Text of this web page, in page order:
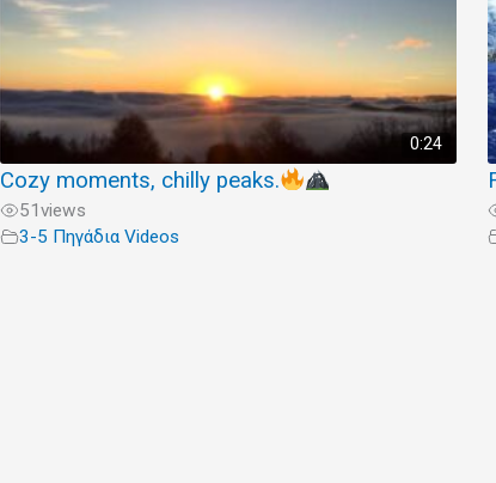
0:24
Cozy moments, chilly peaks.
51views
3-5 Πηγάδια Videos